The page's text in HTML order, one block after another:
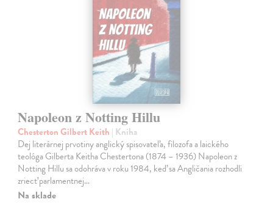
Napoleon z Notting Hillu
Chesterton Gilbert Keith | Kniha
Dej literárnej prvotiny anglický spisovateľa, filozofa a laického
teológa Gilberta Keitha Chestertona (1874 – 1936) Napoleon z
Notting Hillu sa odohráva v roku 1984, keď sa Angličania rozhodli
zriecť parlamentnej…
Na sklade